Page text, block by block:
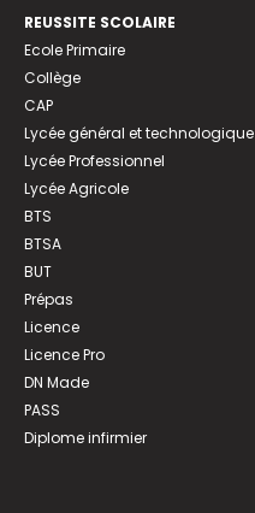
REUSSITE SCOLAIRE
Ecole Primaire
Collège
CAP
Lycée général et technologique
Lycée Professionnel
Lycée Agricole
BTS
BTSA
BUT
Prépas
Licence
Licence Pro
DN Made
PASS
Diplome infirmier